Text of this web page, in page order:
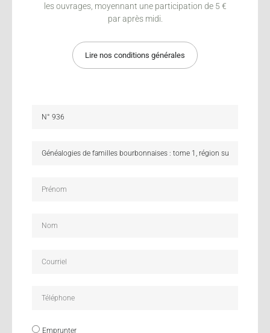
les ouvrages, moyennant une participation de 5 €
par après midi.
Lire nos conditions générales
Emprunter